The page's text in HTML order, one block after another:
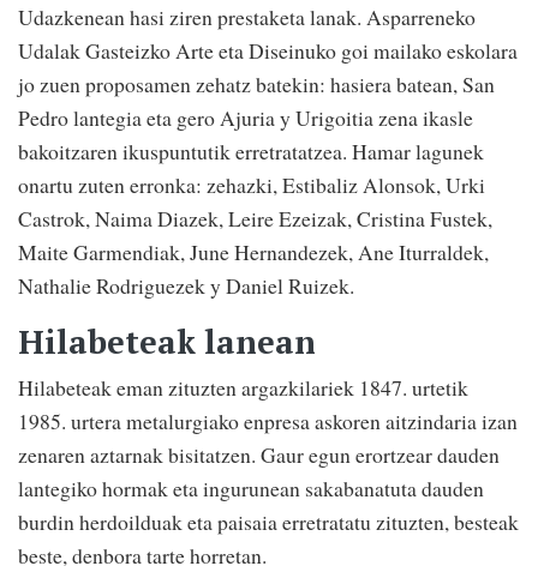
Udazkenean hasi ziren prestaketa lanak. Asparreneko
Udalak Gasteizko Arte eta Diseinuko goi mailako eskolara
jo zuen proposamen zehatz batekin: hasiera batean, San
Pedro lantegia eta gero Ajuria y Urigoitia zena ikasle
bakoitzaren ikuspuntutik erretratatzea. Hamar lagunek
onartu zuten erronka: zehazki, Estibaliz Alonsok, Urki
Castrok, Naima Diazek, Leire Ezeizak, Cristina Fustek,
Maite Garmendiak, June Hernandezek, Ane Iturraldek,
Nathalie Rodriguezek y Daniel Ruizek.
Hilabeteak lanean
Hilabeteak eman zituzten argazkilariek 1847. urtetik
1985. urtera metalurgiako enpresa askoren aitzindaria izan
zenaren aztarnak bisitatzen. Gaur egun erortzear dauden
lantegiko hormak eta ingurunean sakabanatuta dauden
burdin herdoilduak eta paisaia erretratatu zituzten, besteak
beste, denbora tarte horretan.